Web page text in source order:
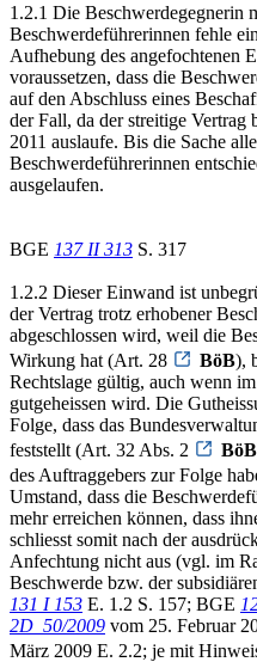
1.2.1 Die Beschwerdegegnerin
Beschwerdeführerinnen fehle
Aufhebung des angefochtenen
voraussetzen, dass die
auf den Abschluss eines
der Fall, da der streitige Vertrag
2011 auslaufe. Bis die Sache
Beschwerdeführerinnen
ausgelaufen.
BGE 137 II 313 S. 317
1.2.2 Dieser Einwand ist
der Vertrag trotz erhobener
abgeschlossen wird, weil die
Wirkung hat (Art. 28
BöB),
Rechtslage gültig, auch wenn
gutgeheissen wird. Die
Folge, dass das
feststellt (Art. 32 Abs. 2
BöB
des Auftraggebers zur Folge
Umstand, dass die
mehr erreichen können, dass
schliesst somit nach der
Anfechtung nicht aus (vgl. im
Beschwerde bzw. der
131 I 153 E. 1.2 S. 157; BGE
2D_50/2009 vom 25. Februar
März 2009 E. 2.2; je mit